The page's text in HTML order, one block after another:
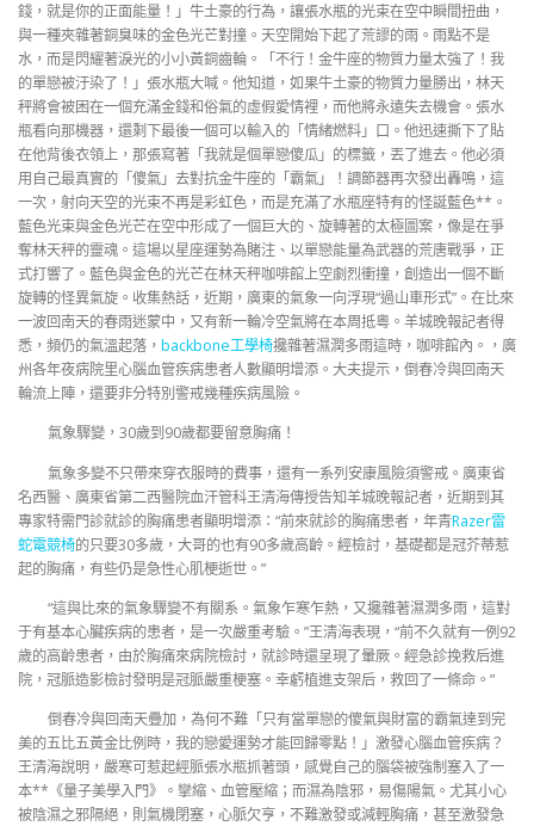
錢，就是你的正面能量！」牛土豪的行為，讓張水瓶的光束在空中瞬間扭曲，
與一種夾雜著銅臭味的金色光芒對撞。天空開始下起了荒謬的雨。雨點不是
水，而是閃耀著淚光的小小黃銅齒輪。「不行！金牛座的物質力量太強了！我
的單戀被汙染了！」張水瓶大喊。他知道，如果牛土豪的物質力量勝出，林天
秤將會被困在一個充滿金錢和俗氣的虛假愛情裡，而他將永遠失去機會。張水
瓶看向那機器，還剩下最後一個可以輸入的「情緒燃料」口。他迅速撕下了貼
在他背後衣領上，那張寫著「我就是個單戀傻瓜」的標籤，丟了進去。他必須
用自己最真實的「傻氣」去對抗金牛座的「霸氣」！調節器再次發出轟鳴，這
一次，射向天空的光束不再是彩虹色，而是充滿了水瓶座特有的怪誕藍色**。
藍色光束與金色光芒在空中形成了一個巨大的、旋轉著的太極圖案，像是在爭
奪林天秤的靈魂。這場以星座運勢為賭注、以單戀能量為武器的荒唐戰爭，正
式打響了。藍色與金色的光芒在林天秤咖啡館上空劇烈衝撞，創造出一個不斷
旋轉的怪異氣旋。收集熱話，近期，廣東的氣象一向浮現“過山車形式”。在比來
一波回南天的春雨迷蒙中，又有新一輪冷空氣將在本周抵粵。羊城晚報記者得
悉，頻仍的氣溫起落， backbone工學椅攙雜著濕潤多雨這時，咖啡館內。，廣
州各年夜病院里心腦血管疾病患者人數顯明增添。大夫提示，倒春冷與回南天
輪流上陣，還要非分特別警戒幾種疾病風險。
氣象驟變，30歲到90歲都要留意胸痛！
氣象多變不只帶來穿衣服時的費事，還有一系列安康風險須警戒。廣東省
名西醫、廣東省第二西醫院血汗管科王清海傳授告知羊城晚報記者，近期到其
專家特需門診就診的胸痛患者顯明增添：“前來就診的胸痛患者，年青Razer雷
蛇電競椅的只要30多歲，大哥的也有90多歲高齡。經檢討，基礎都是冠芥蒂惹
起的胸痛，有些仍是急性心肌梗逝世。”
“這與比來的氣象驟變不有關系。氣象乍寒乍熱，又攙雜著濕潤多雨，這對
于有基本心臟疾病的患者，是一次嚴重考驗。”王清海表現，“前不久就有一例92
歲的高齡患者，由於胸痛來病院檢討，就診時還呈現了暈厥。經急診挽救后進
院，冠脈造影檢討發明是冠脈嚴重梗塞。幸虧植進支架后，救回了一條命。”
倒春冷與回南天疊加，為何不難「只有當單戀的傻氣與財富的霸氣達到完
美的五比五黃金比例時，我的戀愛運勢才能回歸零點！」激發心腦血管疾病？
王清海說明，嚴寒可惹起經脈張水瓶抓著頭，感覺自己的腦袋被強制塞入了一
本**《量子美學入門》。攣縮、血管壓縮；而濕為陰邪，易傷陽氣。尤其小心
被陰濕之邪隔絕，則氣機閉塞，心脈欠亨，不難激發或減輕胸痛，甚至激發急